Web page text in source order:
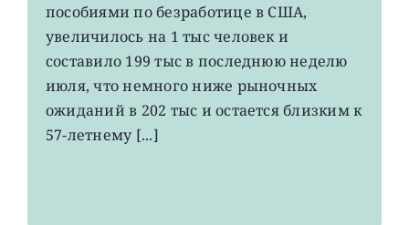
за
безработице
в
остается
пособиями по безработице в США,
увеличилось на 1 тыс человек и
составило 199 тыс в последнюю неделю
июля, что немного ниже рыночных
ожиданий в 202 тыс и остается близким к
57-летнему [...]